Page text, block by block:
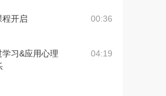
程开启 00:36
习&应用心理
04:19